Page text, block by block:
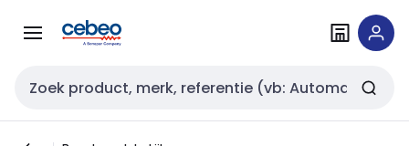
naar
naar
Zoekveld invoer